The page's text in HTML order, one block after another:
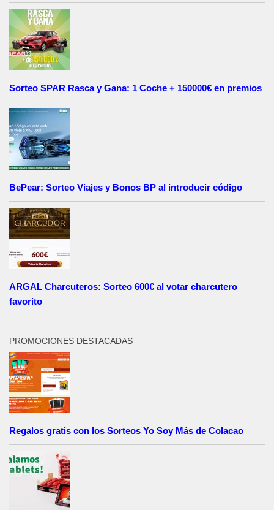
Sorteo SPAR Rasca y Gana: 1 Coche + 150000€ en premios
BePear: Sorteo Viajes y Bonos BP al introducir código
ARGAL Charcuteros: Sorteo 600€ al votar charcutero
favorito
PROMOCIONES DESTACADAS
Regalos gratis con los Sorteos Yo Soy Más de Colacao